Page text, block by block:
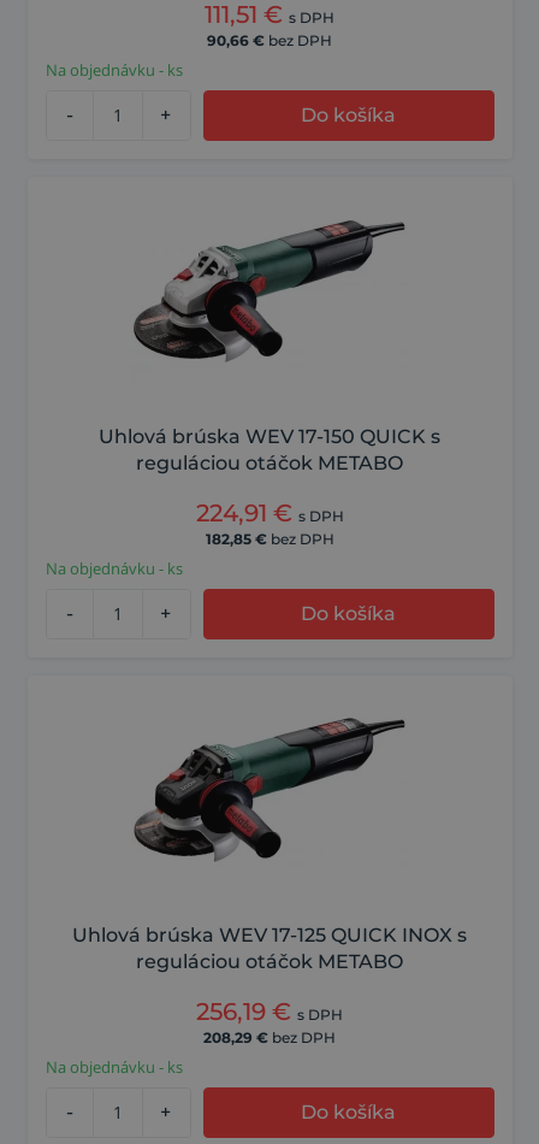
111,51 € s DPH
90,66 € bez DPH
Na objednávku - ks
- + Do košíka
Uhlová brúska WEV 17-150 QUICK s
reguláciou otáčok METABO
224,91 € s DPH
182,85 € bez DPH
Na objednávku - ks
- + Do košíka
Uhlová brúska WEV 17-125 QUICK INOX s
reguláciou otáčok METABO
256,19 € s DPH
208,29 € bez DPH
Na objednávku - ks
- + Do košíka